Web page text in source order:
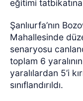
eğitimi
Şanlıurfa’nın
Mahallesinde
senaryosu
toplam 6
yaralılardan 5’i
sınıflandırıldı.